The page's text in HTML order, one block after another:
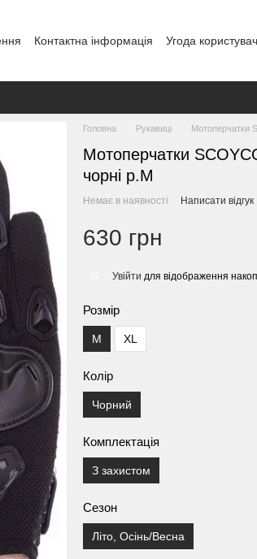
Контактна інформація
Угода
Головна Рукавиці Мотоперчатки
Мотоперчатки
чорні р.М
Немає в наявності Написати відгук
630 грн
Увійти для відображення
Розмір
M XL
Колір
Чорний
Комплектація
З захистом
Сезон
Літо, Осінь/Весна